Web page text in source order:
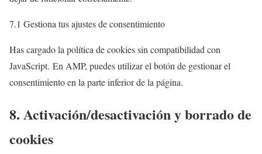
c
a
p
t
h
u
b
e
c
e
v
r
o
7.1 Gestiona tus ajustes de consentimiento
Has cargado la política de cookies sin compatibilidad con
JavaScript. En AMP, puedes utilizar el botón de gestionar el
consentimiento en la parte inferior de la página.
8. Activación/desactivación y borrado de
cookies